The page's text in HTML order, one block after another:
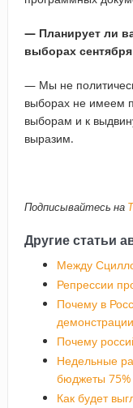
— Планирует ли
выборах
— Мы не
выборах не имеем
выборам и к
выразим.
Подписывайтесь на
Другие статьи
Между
Репрессии
Почему в
Почему
Недельные
бюджеты 75%
Как будет